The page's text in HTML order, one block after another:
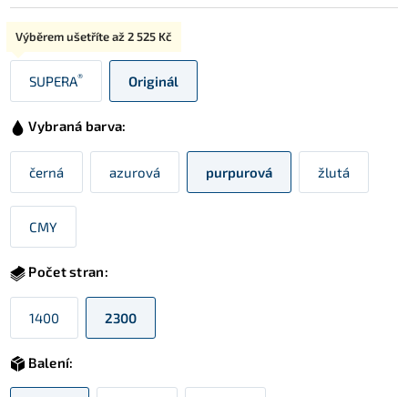
Typ:
SUPERA®
Výběrem ušetříte až2 525 Kč
Originál
Vybraná barva:
černá azurová purpurová žlutá
CMY
Počet stran:
1400 2300
Balení: